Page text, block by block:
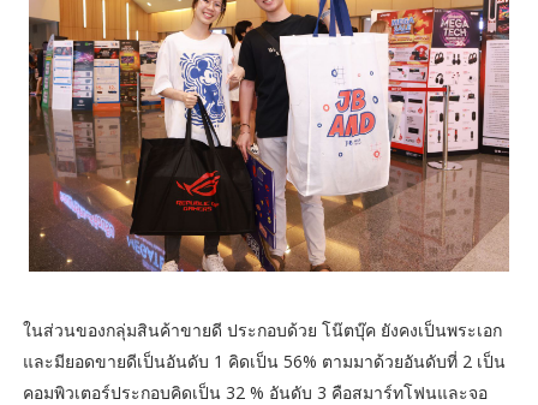
ในส่วนของกลุ่มสินค้าขายดี ประกอบด้วย โน๊ตบุ๊ค ยังคงเป็นพระเอก
และมียอดขายดีเป็นอันดับ 1 คิดเป็น 56% ตามมาด้วยอันดับที่ 2 เป็น
คอมพิวเตอร์ประกอบคิดเป็น 32 % อันดับ 3 คือสมาร์ทโฟนและจอ